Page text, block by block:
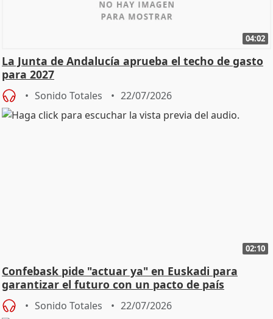
04:02
La Junta de Andalucía aprueba el techo de gasto
para 2027
Sonido Totales 22/07/2026
02:10
Confebask pide "actuar ya" en Euskadi para
garantizar el futuro con un pacto de país
Sonido Totales 22/07/2026